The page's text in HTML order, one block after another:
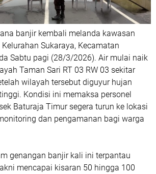
banjir kembali melanda kawasan
Sukaraya, Kecamatan
Sabtu pagi (28/3/2026). Air mulai naik
Taman Sari RT 03 RW 03 sekitar
wilayah tersebut diguyur hujan
Kondisi ini memaksa personel
Baturaja Timur segera turun ke lokasi
dan pengamanan bagi warga
genangan banjir kali ini terpantau
mencapai kisaran 50 hingga 100